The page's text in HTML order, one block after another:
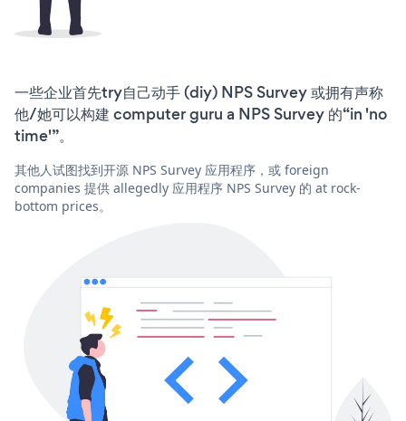
一些企业首先try自己动手 (diy) NPS Survey 或拥有声称
他/她可以构建 computer guru a NPS Survey 的“in 'no
time'”。
其他人试图找到开源 NPS Survey 应用程序，或 foreign
companies 提供 allegedly 应用程序 NPS Survey 的 at rock-
bottom prices。